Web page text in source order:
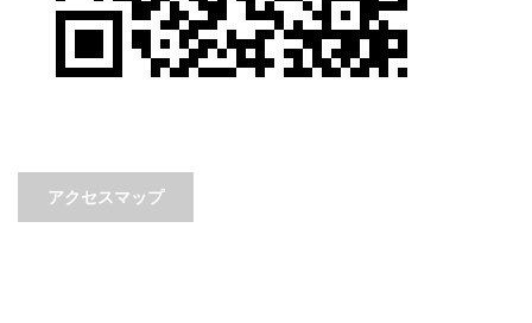
アクセスマップ